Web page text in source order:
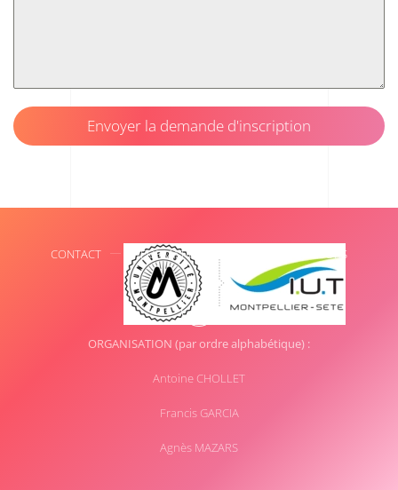
Envoyer la demande d'inscription
CONTACT INFORMATIONS LÉGALES SPONSORS
ORGANISATION (par ordre alphabétique) :
Antoine CHOLLET
Francis GARCIA
Agnès MAZARS